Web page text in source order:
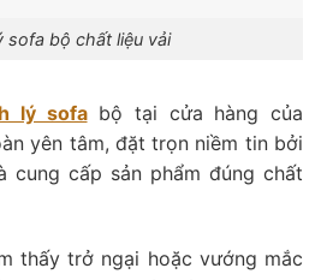
sofa bộ chất liệu vải
lý sofabộ tại cửa hàng của
yên tâm, đặt trọn niềm tin bởi
cung cấp sản phẩm đúng chất
thấy trở ngại hoặc vướng mắc